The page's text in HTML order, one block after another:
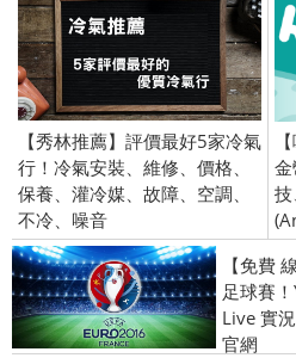
【秀林推薦】評價最好5家冷氣
行！冷氣安裝、維修、價格、
保養、灌冷媒、故障、空調、
不冷、噪音
技
【免費
足球賽
Live 實
官網